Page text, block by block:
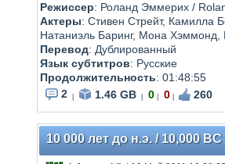
Режиссер: Роланд Эммерих /
Актеры: Стивен Стрейт,
Натаниэль Баринг, Мона
Перевод: Дублированный
Язык субтитров: Русские
Продолжительность: 01:48:55
2
1.46 GB 0 0 260
10 000 лет до н.э. / 10,000